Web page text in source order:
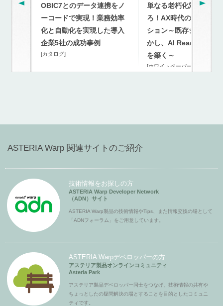
OBIC7とのデータ連携をノ
ーコードで実現！業務効率
化と自動化を実現した導入
企業5社の成功事例
[カタログ]
単なる老朽化対策を超
ろ！AX時代のモダナイ
ション～既存システム
かし、AI Readyな連携
を築く～
[ホワイトペーパー]
ASTERIA Warp 関連サイトのご紹介
技術情報をお探しの方
ASTERIA Warp Developer Network
（ADN）サイト
ASTERIA Warp製品の技術情報やTips、また情報交換の場として
「ADNフォーラム」をご用意しています。
ASTERIA Warpデベロッパーの方
アステリア製品オンラインコミュニティ
Asteria Park
アステリア製品デベロッパー同士をつなげ、技術情報の共有や
ちょっとしたの疑問解決の場とすることを目的としたコミュニ
ティです。